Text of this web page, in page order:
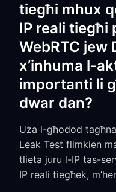
tiegħi mhux
IP reali tiegħi
WebRTC jew
x’inhuma l-
importanti li
dwar dan?
Uża l-għodod
Leak Test flimkien
tlieta juru l-IP tas-
IP reali tiegħek,